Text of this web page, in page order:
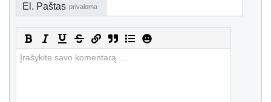
El. Paštas privaloma